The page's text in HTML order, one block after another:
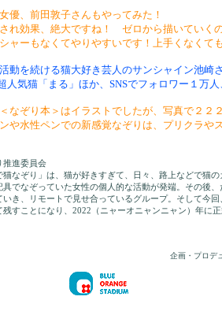
優、前田敦子さんもやってみた！
され効果、絶大ですね！ ゼロから描いていく
ャーもなくてやりやすいです！上手くなくて
動を続ける猫大好き芸人のサンシャイン池崎
人気猫「まる」ほか、SNSでフォロワー１万
なぞり本＞はイラストでしたが、写真で２２
や水性ペンでの新感覚なぞりは、プリクラや
推進委員会
猫なぞり」は、猫が好きすぎて、日々、路上などで猫
具でなぞっていた女性の個人的な活動が発端。その後
いき、リモートで見せ合っているグループ。そして今
残すことになり、2022（ニャーオニャンニャン）年に
企画・プロデ